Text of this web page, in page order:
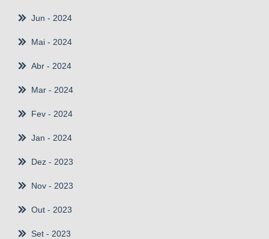
Jun - 2024
Mai - 2024
Abr - 2024
Mar - 2024
Fev - 2024
Jan - 2024
Dez - 2023
Nov - 2023
Out - 2023
Set - 2023